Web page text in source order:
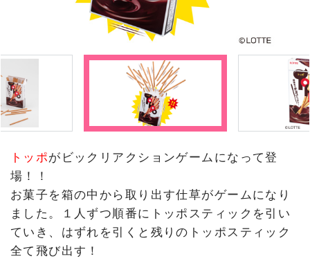
トッポがビックリアクションゲームになって登
場！！
お菓子を箱の中から取り出す仕草がゲームになり
ました。１人ずつ順番にトッポスティックを引い
ていき、はずれを引くと残りのトッポスティック
全て飛び出す！